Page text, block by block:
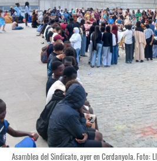
Asamblea del Sindicato, ayer en Cerdanyola. Foto: